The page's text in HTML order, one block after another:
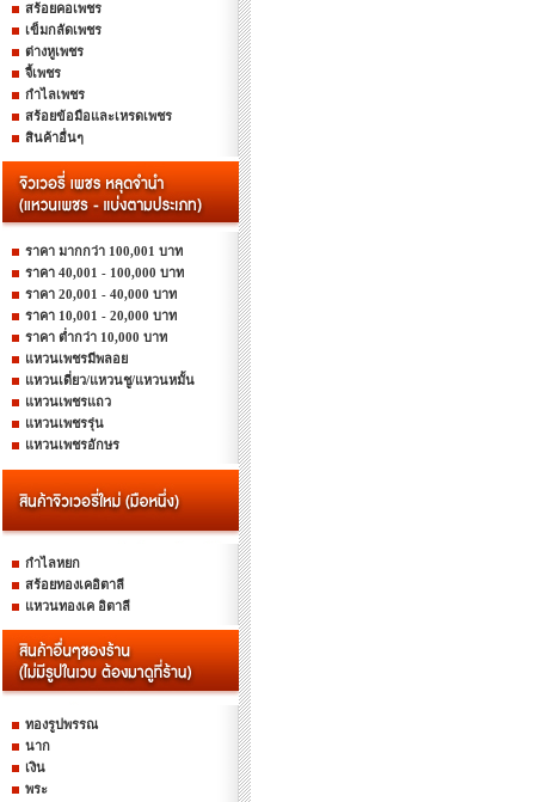
สร้อยคอเพชร
เข็มกลัดเพชร
ต่างหูเพชร
จี้เพชร
กำไลเพชร
สร้อยข้อมือและเหรดเพชร
สินค้าอื่นๆ
ราคา มากกว่า 100,001 บาท
ราคา 40,001 - 100,000 บาท
ราคา 20,001 - 40,000 บาท
ราคา 10,001 - 20,000 บาท
ราคา ต่ำกว่า 10,000 บาท
แหวนเพชรมีพลอย
แหวนเดี่ยว/แหวนชู/แหวนหมั้น
แหวนเพชรแถว
แหวนเพชรรุ่น
แหวนเพชรอักษร
กำไลหยก
สร้อยทองเคอิตาลี
แหวนทองเค อิตาลี
ทองรูปพรรณ
นาก
เงิน
พระ